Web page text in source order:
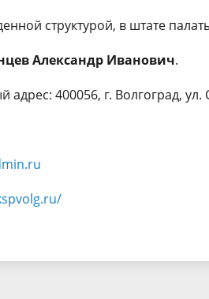
структурой, в штате
Александр Иванович.
400056, г. Волгоград, ул.